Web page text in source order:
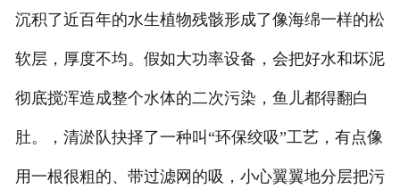
沉积了近百年的水生植物残骸形成了像海绵一样的松
软层，厚度不均。假如大功率设备，会把好水和坏泥
彻底搅浑造成整个水体的二次污染，鱼儿都得翻白
肚。，清淤队抉择了一种叫“环保绞吸”工艺，有点像
用一根很粗的、带过滤网的吸，小心翼翼地分层把污